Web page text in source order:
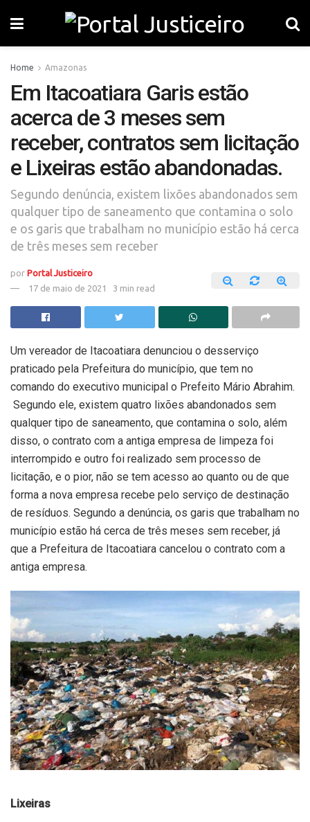
Home Amazonas
Em Itacoatiara Garis estão
acerca de 3 meses sem
receber, contratos sem licitação
e Lixeiras estão abandonadas.
Segundo denúncia, existem lixões abandonados sem
qualquer tipo de saneamento que contamina o solo
e os garis que trabalham no município estão há cerca
de três meses sem receber
por Portal Justiceiro
17 de maio de 2021
3 min read
Um vereador de Itacoatiara denunciou o desserviço
praticado pela Prefeitura do município, que tem no
comando do executivo municipal o Prefeito Mário Abrahim.
Segundo ele, existem quatro lixões abandonados sem
qualquer tipo de saneamento, que contamina o solo, além
disso, o contrato com a antiga empresa de limpeza foi
interrompido e outro foi realizado sem processo de
licitação, e o pior, não se tem acesso ao quanto ou de que
forma a nova empresa recebe pelo serviço de destinação
de resíduos. Segundo a denúncia, os garis que trabalham no
município estão há cerca de três meses sem receber, já
que a Prefeitura de Itacoatiara cancelou o contrato com a
antiga empresa.
Lixeiras